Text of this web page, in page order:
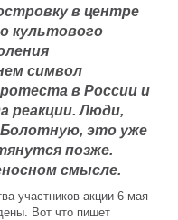
в центре
культового
символ
в России и
реакции. Люди,
это уже
позже.
смысле.
участников акции 6 мая
Вот что пишет